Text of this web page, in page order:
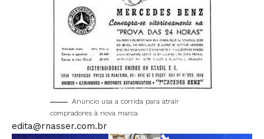
Anúncio usa a corrida para atrair
compradores à nova marca
edita@rnasser.com.br